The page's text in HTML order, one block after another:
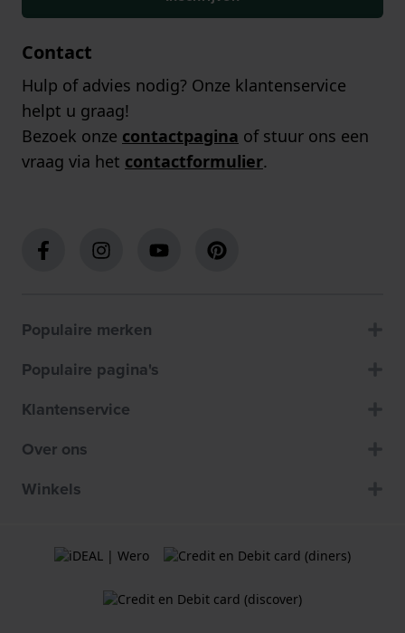
Contact
Hulp of advies nodig? Onze klantenservice
helpt u graag!
Bezoek onze contactpagina of stuur ons een
vraag via het contactformulier.
Populaire merken
Populaire pagina's
Klantenservice
Over ons
Winkels